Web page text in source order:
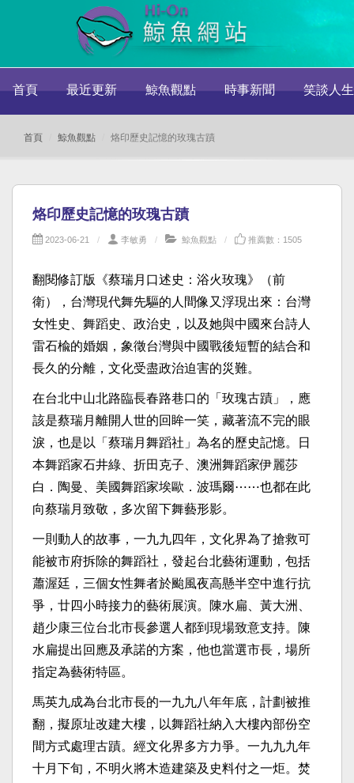
首頁 最近更新 鯨魚觀點 時事新聞 笑談人生
首頁 鯨魚觀點 烙印歷史記憶的玫瑰古蹟
烙印歷史記憶的玫瑰古蹟
2023-06-21 李敏勇 鯨魚觀點 推薦數：1505
翻閱修訂版《蔡瑞月口述史：浴火玫瑰》（前
衛），台灣現代舞先驅的人間像又浮現出來：台灣
女性史、舞蹈史、政治史，以及她與中國來台詩人
雷石楡的婚姻，象徵台灣與中國戰後短暫的結合和
長久的分離，文化受盡政治迫害的災難。
在台北中山北路臨長春路巷口的「玫瑰古蹟」，應
該是蔡瑞月離開人世的回眸一笑，藏著流不完的眼
淚，也是以「蔡瑞月舞蹈社」為名的歷史記憶。日
本舞蹈家石井綠、折田克子、澳洲舞蹈家伊麗莎
白．陶曼、美國舞蹈家埃歐．波瑪爾⋯⋯也都在此
向蔡瑞月致敬，多次留下舞藝形影。
一則動人的故事，一九九四年，文化界為了搶救可
能被市府拆除的舞蹈社，發起台北藝術運動，包括
蕭渥廷，三個女性舞者於颱風夜高懸半空中進行抗
爭，廿四小時接力的藝術展演。陳水扁、黃大洲、
趙少康三位台北市長參選人都到現場致意支持。陳
水扁提出回應及承諾的方案，他也當選市長，場所
指定為藝術特區。
馬英九成為台北市長的一九九八年年底，計劃被推
翻，擬原址改建大樓，以舞蹈社納入大樓內部份空
間方式處理古蹟。經文化界多方力爭。一九九九年
十月下旬，不明火將木造建築及史料付之一炬。焚